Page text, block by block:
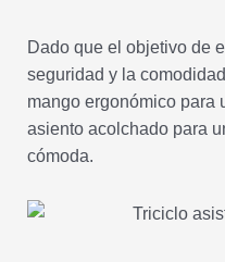
Dado que el objetivo de
seguridad y la
mango ergonómico para
asiento acolchado para
cómoda.